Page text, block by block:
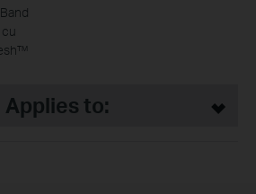
to: